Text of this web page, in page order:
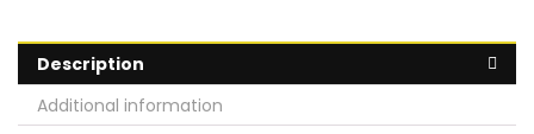
Description
Additional information